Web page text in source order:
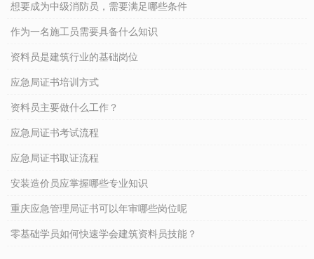
想要成为中级消防员，需要满足哪些条件
作为一名施工员需要具备什么知识
资料员是建筑行业的基础岗位
应急局证书培训方式
资料员主要做什么工作？
应急局证书考试流程
应急局证书取证流程
安装造价员应掌握哪些专业知识
重庆应急管理局证书可以年审哪些岗位呢
零基础学员如何快速学会建筑资料员技能？